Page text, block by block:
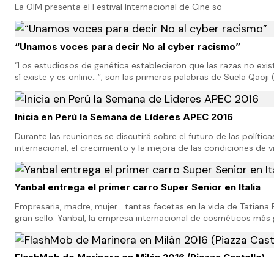
La OIM presenta el Festival Internacional de Cine so
“Unamos voces para decir No al cyber racismo”
“Los estudiosos de genética establecieron que las razas no
sí existe y es online…”, son las primeras palabras de Suela Qaoji
Instituto Claudio Varalli d…
Inicia en Perú la Semana de Líderes APEC 2016
Durante las reuniones se discutirá sobre el futuro de las
internacional, el crecimiento y la mejora de las condiciones de
Yanbal entrega el primer carro Super Senior en Italia
Empresaria, madre, mujer... tantas facetas en la vida de Tatiana
gran sello: Yanbal, la empresa internacional de cosméticos más
Yanbal es sobre todo una empr…